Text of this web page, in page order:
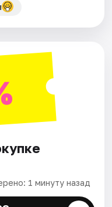
1 минуту назад